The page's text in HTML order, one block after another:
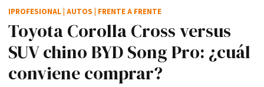
Toyota Corolla Cross versus
SUV chino BYD Song Pro: ¿cuál
conviene comprar?
IPROFESIONAL AUTOS FRENTE A FRENTE